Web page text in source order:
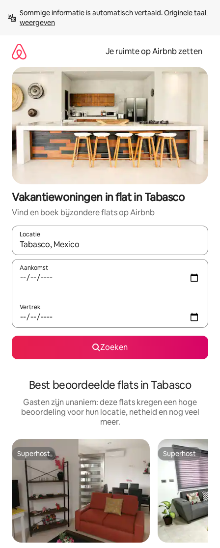
direct
naar
Sommige informatie is automatisch vertaald. Originele taal
weergeven
Je ruimte op Airbnb zetten
Vakantiewoningen in flat in Tabasco
Vind en boek bijzondere flats op Airbnb
Locatie
Wanneer er suggesties beschikbaar zijn, maak je een keuze
Aankomst
Vertrek
Zoeken
Best beoordeelde flats in Tabasco
Gasten zijn unaniem: deze flats kregen een hoge
beoordeling voor hun locatie, netheid en nog veel
meer.
Superhost
Superhost Superhost
Superhost